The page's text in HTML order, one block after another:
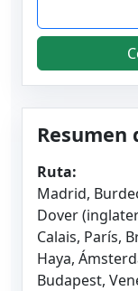
Resumen
Ruta:
Madrid,
Dover
Calais, París,
Haya,
Budapest,